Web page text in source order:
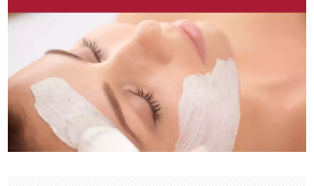
NOUVEAU CLIENT ?
Créez votre compte
Créer mon compte